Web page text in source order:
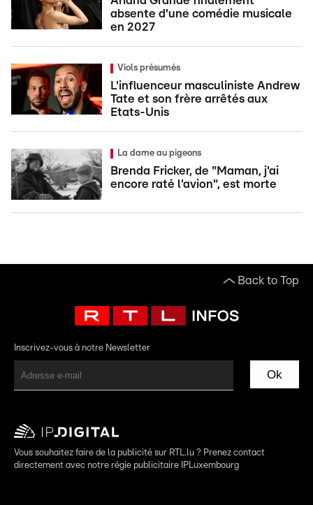
absente d'une comédie musicale
en 2027
Viols présumés
L'influenceur masculiniste Andrew
Tate et son frère arrêtés aux
Etats-Unis
La dame au pigeons
Brenda Fricker, de "Maman, j'ai
encore raté l'avion", est morte
Back to Top
Inscrivez-vous à notre Newsletter
Ok
Vous souhaitez faire de la publicité sur RTL.lu ? Prenez contact
directement avec notre régie publicitaire IPLuxembourg